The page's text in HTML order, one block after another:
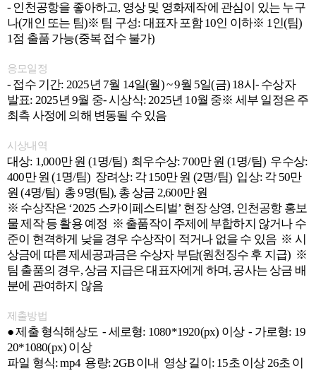
- 인천공항을 좋아하고, 영상 및 영화제작에 관심이 있는 누구
나(개인 또는 팀)※ 팀 구성: 대표자 포함 10인 이하※ 1인(팀)
1점 출품 가능(중복 접수 불가)
응모일정
- 접수 기간: 2025년 7월 14일(월) ~ 9월 5일(금) 18시- 수상자
발표: 2025년 9월 중- 시상식: 2025년 10월 중※ 세부 일정은 주
최측 사정에 의해 변동될 수 있음
시상내역
대상: 1,000만 원 (1명/팀) 최우수상: 700만 원 (1명/팀) 우수상:
400만 원 (1명/팀) 장려상: 각 150만 원 (2명/팀) 입상: 각 50만
원 (4명/팀) 총 9명(팀), 총 상금 2,600만 원
※ 수상작은 ‘2025 스카이페스티벌’ 현장 상영, 인천공항 홍보
물 제작 등 활용 예정 ※ 출품작이 주제에 부합하지 않거나 수
준이 현격하게 낮을 경우 수상작이 적거나 없을 수 있음 ※ 시
상금에 따른 제세공과금은 수상자 부담(원천징수 후 지급) ※
팀 출품의 경우, 상금 지급은 대표자에게 하며, 공사는 상금 배
분에 관여하지 않음
제출방법
● 제출 형식해상도 - 세로형: 1080*1920(px) 이상 - 가로형: 19
20*1080(px) 이상
파일 형식: mp4 용량: 2GB 이내 영상 길이: 15초 이상 26초 이